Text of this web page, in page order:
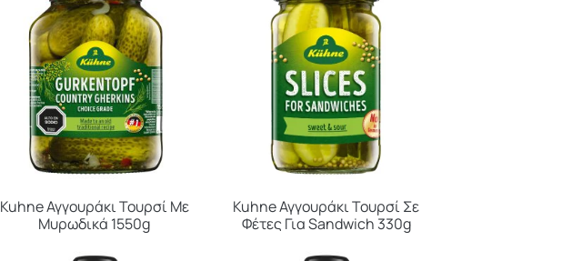
Kuhne Αγγουράκι Τουρσί Με
Μυρωδικά 1550g
Kuhne Αγγουράκι Τουρσί Σε
Φέτες Για Sandwich 330g